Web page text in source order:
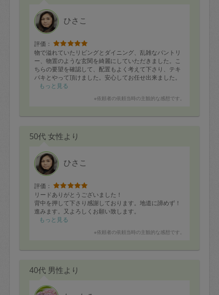
ひさこ
評価：
物で溢れていたリビングとダイニング、乱雑なパントリ
ー、物置のような玄関を綺麗にしていただきました。こ
ちらの要望を確認して、配置もよく考えて下さり、テキ
パキとやって頂けました。安心してお任せ出来ました。
大変満足しています！またお願いしたいです。ありがと
もっと見る
※依頼者の依頼当時の主観的な感想です。
50代 女性より
ひさこ
評価：
リードありがとうございました！
背中を押して下さり感謝しております。地道に諦めず！
進みます。又よろしくお願い致します。
もっと見る
※依頼者の依頼当時の主観的な感想です。
40代 男性より